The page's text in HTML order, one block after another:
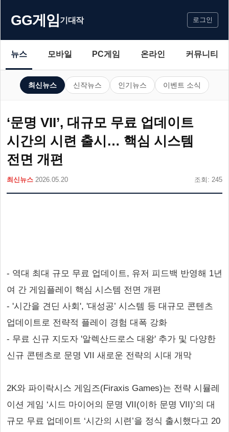
GG게임기대작 로그인
뉴스 모바일 PC게임 온라인 커뮤니티
최신뉴스 신작뉴스 인기뉴스 이벤트 소식
‘문명 VII’, 대규모 무료 업데이트
시간의 시련 출시… 핵심 시스템
전면 개편
최신뉴스 2026.05.20 조회: 245
- 역대 최대 규모 무료 업데이트, 유저 피드백 반영해 1년
여 간 게임플레이 핵심 시스템 전면 개편
- '시간을 견딘 사회', '대성공’ 시스템 등 대규모 콘텐츠
업데이트로 전략적 플레이 경험 대폭 강화
- 무료 신규 지도자 '알렉산드로스 대왕' 추가 및 다양한
신규 콘텐츠로 문명 VII 새로운 전략의 시대 개막
2K와 파이락시스 게임즈(Firaxis Games)는 전략 시뮬레
이션 게임 ‘시드 마이어의 문명 VII(이하 문명 VII)’의 대
규모 무료 업데이트 ‘시간의 시련’을 정식 출시했다고 20